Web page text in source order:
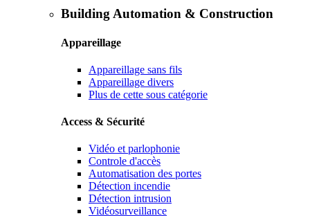
Building Automation & Construction
Appareillage
Appareillage sans fils
Appareillage divers
Plus de cette sous catégorie
Access & Sécurité
Vidéo et parlophonie
Controle d'accès
Automatisation des portes
Détection incendie
Détection intrusion
Vidéosurveillance